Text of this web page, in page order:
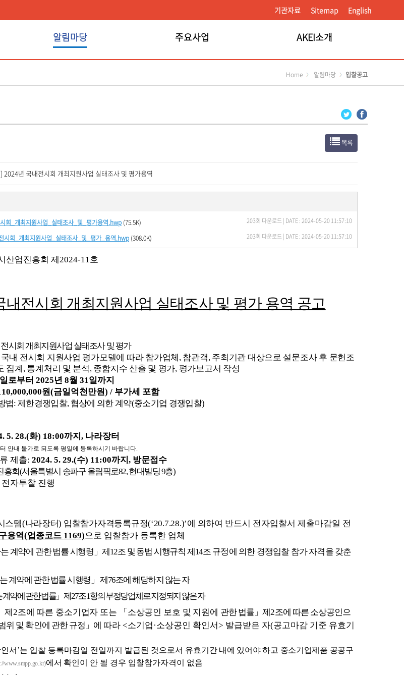
기관자료 Sitemap English
알림마당 주요사업 AKEI소개
Home 알림마당 입찰공고
목록
2024년 국내전시회 개최지원사업 실태조사 및 평가용역
회_개최지원사업_실태조사_및_평가용역.hwp (75.5K) 203회 다운로드 | DATE : 2024-05-20 11:57:10
시회_개최지원사업_실태조사_및_평가_용역.hwp (308.0K) 203회 다운로드 | DATE : 2024-05-20 11:57:10
산업진흥회 제2024-11호
내전시회 개최지원사업 실태조사 및 평가 용역 공고
시회 개최지원사업 실태조사 및 평가
내 전시회 지원사업 평가모델에 따라 참가업체 , 참관객, 주최기관 대상으로 설문조사 후 문헌조
집계 , 통계처리 및 분석, 종합지수 산출 및 평가, 평가보고서 작성
로부터 2025년 8월 31일까지
원(금일억천만원) / 부가세 포함
법:제한경쟁입찰, 협상에 의한 계약(중소기업 경쟁입찰)
5. 28.(화) 18:00까지 , 나라장터
안내 불가로 되도록 평일에 등록하시기 바랍니다.
제출: 2024. 5. 29.(수) 11:00까지 , 방문접수
흥회(서울특별시 송파구 올림픽로82,현대빌딩9층)
자투찰 진행
스템(나라장터) 입찰참가자격등록규정(‘20.7.28.)’에 의하여 반드시 전자입찰서 제출마감일 전
용역(업종코드 1169)으로 입찰참가 등록한 업체
계약에 관한 법률 시행령 」 제12조 및 동법 시행규칙 제14조 규정에 의한 경쟁입찰 참가 자격을 갖춘
계약에 관한 법률 시행령 」 제76조에 해당하지 않는 자
계약에 관한 법률」제27조1항의 부정당업체로 지정되지 않은 자
제2조에 따른 중소기업자 또는 「 소상공인 보호 및 지원에 관한 법률 」제2조에 따른 소상공인으
위 및 확인에 관한 규정 」 에 따라 <소기업 ·소상공인 확인서> 발급받은 자(공고마감 기준 유효기
서 ’는 입찰 등록마감일 전일까지 발급된 것으로서 유효기간 내에 있어야 하고 중소기업제품 공공구
www.smpp.go.kr)에서 확인이 안 될 경우 입찰참가자격이 없음